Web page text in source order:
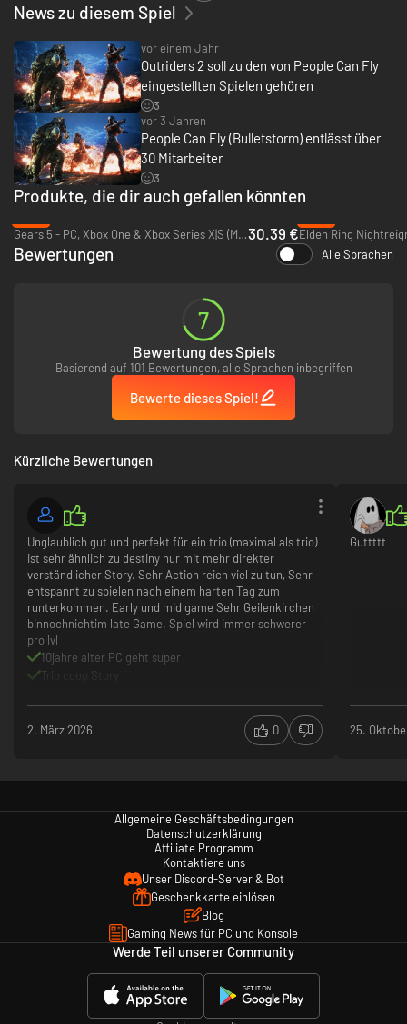
Das Spiel nutzt Smart Delivery, wodurch der Zugriff sowohl auf Titel der
verfügbar sind.
Nur online, kein Offline-Modus.
News zu diesem Spiel
vor einem Jahr
Outriders 2 soll zu den von People Can Fly
eingestellten Spielen gehören
3
vor 3 Jahren
People Can Fly (Bulletstorm) entlässt über
30 Mitarbeiter
3
Produkte, die dir auch gefallen könnten
Gears 5 - PC, Xbox One & Xbox Series X|S (Microsoft Store)30.39 €
Bewertungen Alle Sprachen
7
Bewertung des Spiels
Basierend auf 101 Bewertungen, alle Sprachen inbegriffen
Bewerte dieses Spiel!
Kürzliche Bewertungen
Unglaublich gut und perfekt für ein trio (maximal als trio)
ist sehr ähnlich zu destiny nur mit mehr direkter
verständlicher Story. Sehr Action reich viel zu tun, Sehr
entspannt zu spielen nach einem harten Tag zum
runterkommen. Early und mid game Sehr Geilenkirchen
binnochnichtim late Game. Spiel wird immer schwerer
pro lvl
10jahre alter PC geht super
Trio coop Story
solo)
2. März 2026 0
Guttttt
25.
Allgemeine Geschäftsbedingungen
Datenschutzerklärung
Affiliate Programm
Kontaktiere uns
Unser Discord-Server & Bot
Geschenkkarte einlösen
Blog
Gaming News für PC und Konsole
Werde Teil unserer Community